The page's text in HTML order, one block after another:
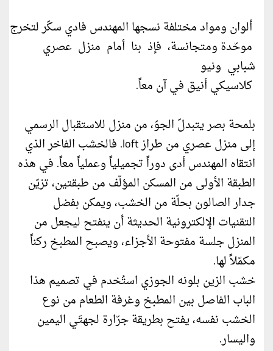
ألوان ومواد مختلفة نسجها المهندس فادي سكّر لتخرج
موحّدة ومتجانسة، فإذ بنا أمام منزل عصري
شبابي ونيو
كلاسيكي أنيق في آن معاً.
بلمحة بصر يتبدلّ الجوّ، من منزل للاستقبال الرسمي
إلى منزل عصري من طراز loft. فالخشب الفاخر الذي
انتقاه المهندس أدى دوراً تجميلياً وعملياً معاً. في هذه
الطبقة الأولى من المسكن المؤلّف من طبقتين، تزيّن
جدار الصالون بحلّة من الخشب، ويمكن بفضل
التقنيات الإلكترونية الحديثة أن ينفتح ليجعل من
المنزل جلسة مفتوحة الأجزاء، ويصبح المطبخ ركناً
مكمّلاً لها.
خشب الزين بلونه الجوزي استُخدم في تصميم هذا
الباب الفاصل بين المطبخ وغرفة الطعام من نوع
الخشب نفسه، يفتح بطريقة جرّارة لجهتَي اليمين
واليسار.